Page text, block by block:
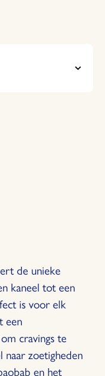
de unieke
kaneel tot een
is voor elk
een
cravings te
zoetigheden
en het